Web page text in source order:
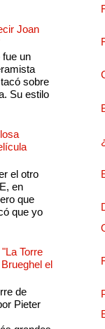
Joan
un
sobre
Su estilo
el otro
en
que
que yo
Torre
el
de
Pieter